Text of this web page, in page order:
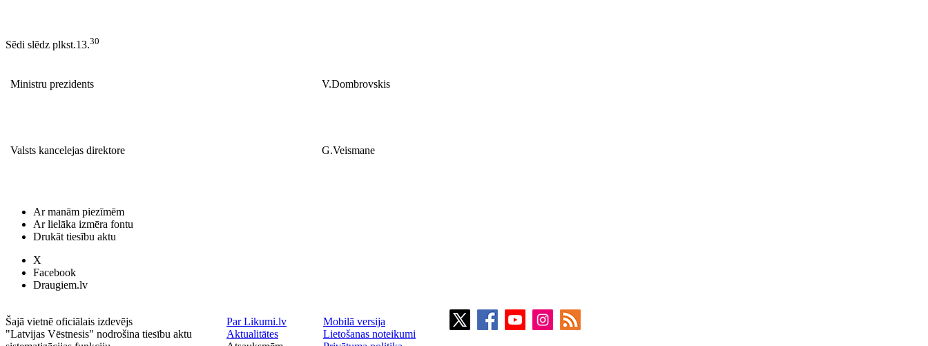
Sēdi slēdz plkst.13.30
Ministru prezidents V.Dombrovskis
Valsts kancelejas direktore G.Veismane
Ar manām piezīmēm
Ar lielāka izmēra fontu
Drukāt tiesību aktu
X
Facebook
Draugiem.lv
Šajā vietnē oficiālais izdevējs
"Latvijas Vēstnesis" nodrošina tiesību aktu
Par Likumi.lv
Aktualitātes
Mobilā versija
Lietošanas noteikumi